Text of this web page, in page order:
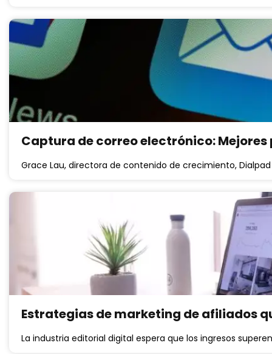
Captura de correo electrónico:
Grace Lau, directora de contenido de crecimiento,
Estrategias de marketing de afiliados
La industria editorial digital espera que los ingresos